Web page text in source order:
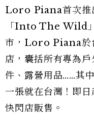
Loro Piana首次推
「Into The Wild
市，Loro Piana於
店，囊括所有專為
件、露營用品……其
一張就在台灣！即
快閃店販售。